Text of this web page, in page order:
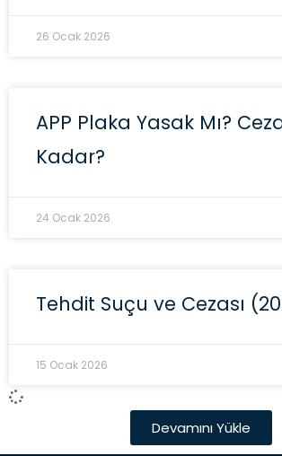
26 Ocak 2026
APP Plaka Yasak Mı?
Kadar?
24 Ocak 2026
Tehdit Suçu ve Cezası
15 Ocak 2026
Devamını Yükle